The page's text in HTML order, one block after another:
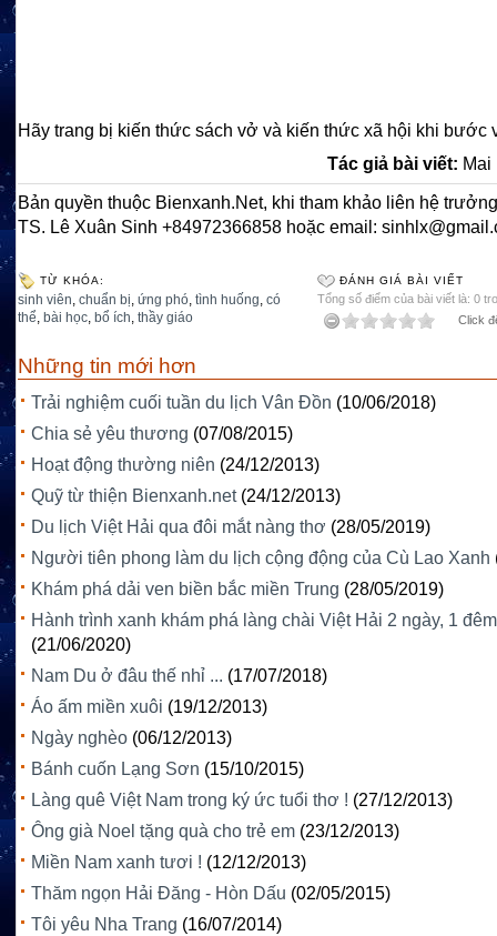
Hãy trang bị kiến thức sách vở và kiến thức xã hội khi bước
Tác giả bài viết: Mai
Bản quyền thuộc Bienxanh.Net, khi tham khảo liên hệ
TS. Lê Xuân Sinh +84972366858 hoặc email:
TỪ KHÓA:
sinh viên, chuẩn bị, ứng phó, tình huống, có
thể, bài học, bổ ích, thầy giáo
ĐÁNH GIÁ BÀI VIẾT
Tổng số điểm của bài viết là: 0
Click
Những tin mới hơn
Trải nghiệm cuối tuần du lịch Vân Đồn (10/06/2018)
Chia sẻ yêu thương (07/08/2015)
Hoạt động thường niên (24/12/2013)
Quỹ từ thiện Bienxanh.net (24/12/2013)
Du lịch Việt Hải qua đôi mắt nàng thơ (28/05/2019)
Người tiên phong làm du lịch cộng động của Cù Lao Xanh
Khám phá dải ven biền bắc miền Trung (28/05/2019)
Hành trình xanh khám phá làng chài Việt Hải 2 ngày, 1
(21/06/2020)
Nam Du ở đâu thế nhỉ ... (17/07/2018)
Áo ấm miền xuôi (19/12/2013)
Ngày nghèo (06/12/2013)
Bánh cuốn Lạng Sơn (15/10/2015)
Làng quê Việt Nam trong ký ức tuổi thơ ! (27/12/2013)
Ông già Noel tặng quà cho trẻ em (23/12/2013)
Miền Nam xanh tươi ! (12/12/2013)
Thăm ngọn Hải Đăng - Hòn Dấu (02/05/2015)
Tôi yêu Nha Trang (16/07/2014)